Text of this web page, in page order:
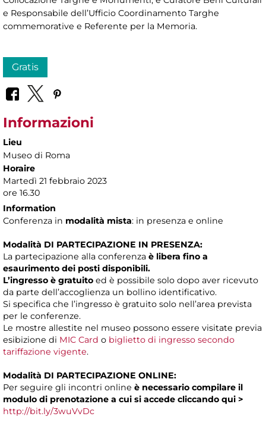
e Responsabile dell’Ufficio Coordinamento Targhe
commemorative e Referente per la Memoria.
Gratis
Informazioni
Lieu
Museo di Roma
Horaire
Martedì 21 febbraio 2023
ore 16.30
Information
Conferenza in modalità mista: in presenza e online
Modalità DI PARTECIPAZIONE IN PRESENZA:
La partecipazione alla conferenza è libera fino a
esaurimento dei posti disponibili.
L’ingresso è gratuito ed è possibile solo dopo aver ricevuto
da parte dell’accoglienza un bollino identificativo.
Si specifica che l’ingresso è gratuito solo nell’area prevista
per le conferenze.
Le mostre allestite nel museo possono essere visitate previa
esibizione di MIC Card o biglietto di ingresso secondo
tariffazione vigente.
Modalità DI PARTECIPAZIONE ONLINE:
Per seguire gli incontri online è necessario compilare il
modulo di prenotazione a cui si accede cliccando qui >
http://bit.ly/3wuVvDc